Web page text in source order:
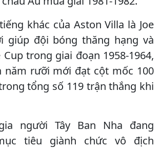
khác của Aston Villa là Joe
giúp đội bóng thăng hạng và
Cup trong giai đoạn 1958-1964,
năm rưỡi mới đạt cột mốc 100
tổng số 119 trận thắng khi
người Tây Ban Nha đang
tiêu giành chức vô địch